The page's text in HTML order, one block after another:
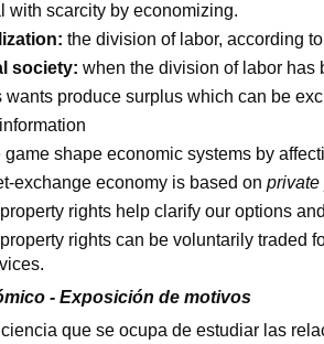
with scarcity by economizing.
the division of labor, according
society: when the division of labor has
wants produce surplus which can be
game shape economic systems by
exchange economy is based onprivate
rights help clarify our options
rights can be voluntarily traded
- Exposición de motivos
ciencia que se ocupa de estudiar las